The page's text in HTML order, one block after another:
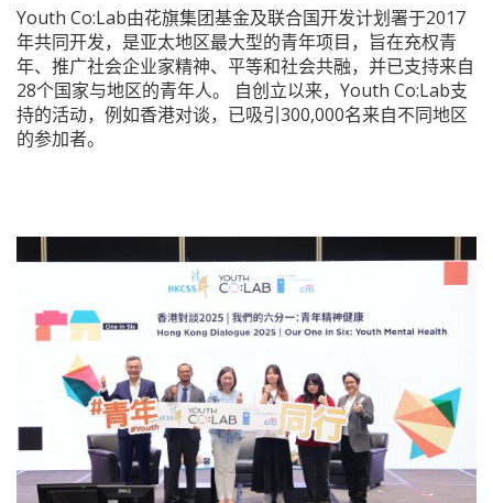
Youth Co:Lab由花旗集团基金及联合国开发计划署于2017
年共同开发，是亚太地区最大型的青年项目，旨在充权青
年、推广社会企业家精神、平等和社会共融，并已支持来自
28个国家与地区的青年人。 自创立以来，Youth Co:Lab支
持的活动，例如香港对谈，已吸引300,000名来自不同地区
的参加者。